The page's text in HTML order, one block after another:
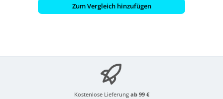
Zum Vergleich hinzufügen
Kostenlose Lieferung ab 99 €